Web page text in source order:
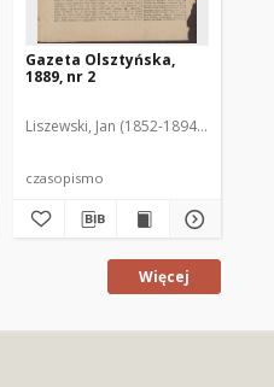
Gazeta Olsztyńska,
1889, nr 2
Liszewski, Jan (1852-1894). Red.
czasopismo
Więcej